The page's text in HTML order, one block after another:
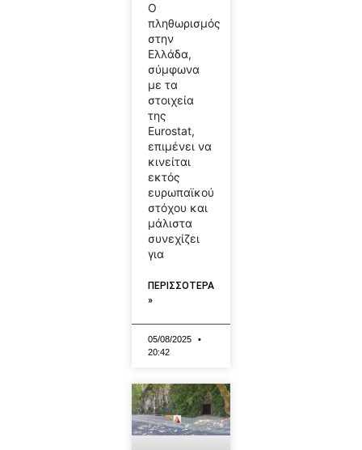
Ο
πληθωρισμός
στην
Ελλάδα,
σύμφωνα
με τα
στοιχεία
της
Eurostat,
επιμένει να
κινείται
εκτός
ευρωπαϊκού
στόχου και
μάλιστα
συνεχίζει
για
ΠΕΡΙΣΣΟΤΕΡΑ
»
05/08/2025
20:42